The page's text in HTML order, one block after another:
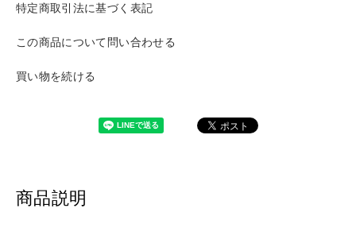
特定商取引法に基づく表記
この商品について問い合わせる
買い物を続ける
商品説明